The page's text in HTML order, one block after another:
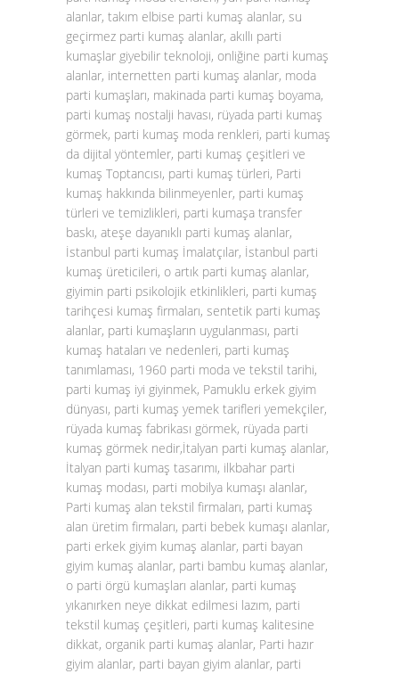
alanlar, takım elbise parti kumaş alanlar, su
geçirmez parti kumaş alanlar, akıllı parti
kumaşlar giyebilir teknoloji, onliğine parti kumaş
alanlar, internetten parti kumaş alanlar, moda
parti kumaşları, makinada parti kumaş boyama,
parti kumaş nostalji havası, rüyada parti kumaş
görmek, parti kumaş moda renkleri, parti kumaş
da dijital yöntemler, parti kumaş çeşitleri ve
kumaş Toptancısı, parti kumaş türleri, Parti
kumaş hakkında bilinmeyenler, parti kumaş
türleri ve temizlikleri, parti kumaşa transfer
baskı, ateşe dayanıklı parti kumaş alanlar,
İstanbul parti kumaş İmalatçılar, İstanbul parti
kumaş üreticileri, o artık parti kumaş alanlar,
giyimin parti psikolojik etkinlikleri, parti kumaş
tarihçesi kumaş firmaları, sentetik parti kumaş
alanlar, parti kumaşların uygulanması, parti
kumaş hataları ve nedenleri, parti kumaş
tanımlaması, 1960 parti moda ve tekstil tarihi,
parti kumaş iyi giyinmek, Pamuklu erkek giyim
dünyası, parti kumaş yemek tarifleri yemekçiler,
rüyada kumaş fabrikası görmek, rüyada parti
kumaş görmek nedir,İtalyan parti kumaş alanlar,
İtalyan parti kumaş tasarımı, ilkbahar parti
kumaş modası, parti mobilya kumaşı alanlar,
Parti kumaş alan tekstil firmaları, parti kumaş
alan üretim firmaları, parti bebek kumaşı alanlar,
parti erkek giyim kumaş alanlar, parti bayan
giyim kumaş alanlar, parti bambu kumaş alanlar,
o parti örgü kumaşları alanlar, parti kumaş
yıkanırken neye dikkat edilmesi lazım, parti
tekstil kumaş çeşitleri, parti kumaş kalitesine
dikkat, organik parti kumaş alanlar, Parti hazır
giyim alanlar, parti bayan giyim alanlar, parti